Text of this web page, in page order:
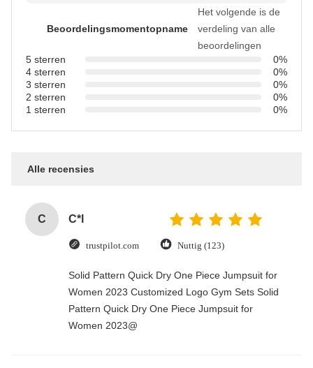
Beoordelingsmomentopname
Het volgende is de
verdeling van alle
beoordelingen
5 sterren
0%
4 sterren
0%
3 sterren
0%
2 sterren
0%
1 sterren
0%
Alle recensies
C C*l
trustpilot.com Nuttig (123)
Solid Pattern Quick Dry One Piece Jumpsuit for
Women 2023 Customized Logo Gym Sets Solid
Pattern Quick Dry One Piece Jumpsuit for
Women 2023@